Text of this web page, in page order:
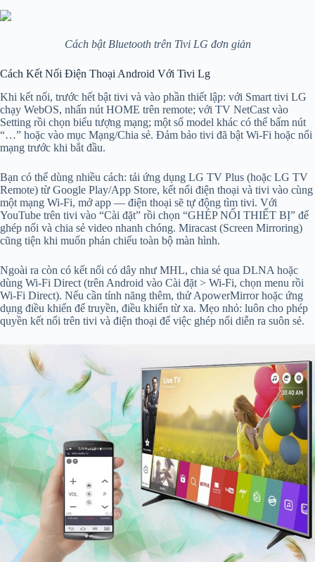
Cách bật Bluetooth trên Tivi LG đơn giản
Cách Kết Nối Điện Thoại Android Với Tivi Lg
Khi kết nối, trước hết bật tivi và vào phần thiết lập: với Smart tivi LG
chạy WebOS, nhấn nút HOME trên remote; với TV NetCast vào
Setting rồi chọn biểu tượng mạng; một số model khác có thể bấm nút
“…” hoặc vào mục Mạng/Chia sẻ. Đảm bảo tivi đã bật Wi‑Fi hoặc nối
mạng trước khi bắt đầu.
Bạn có thể dùng nhiều cách: tải ứng dụng LG TV Plus (hoặc LG TV
Remote) từ Google Play/App Store, kết nối điện thoại và tivi vào cùng
một mạng Wi‑Fi, mở app — điện thoại sẽ tự động tìm tivi. Với
YouTube trên tivi vào “Cài đặt” rồi chọn “GHÉP NỐI THIẾT BỊ” để
ghép nối và chia sẻ video nhanh chóng. Miracast (Screen Mirroring)
cũng tiện khi muốn phản chiếu toàn bộ màn hình.
Ngoài ra còn có kết nối có dây như MHL, chia sẻ qua DLNA hoặc
dùng Wi‑Fi Direct (trên Android vào Cài đặt > Wi‑Fi, chọn menu rồi
Wi‑Fi Direct). Nếu cần tính năng thêm, thử ApowerMirror hoặc ứng
dụng điều khiển để truyền, điều khiển từ xa. Mẹo nhỏ: luôn cho phép
quyền kết nối trên tivi và điện thoại để việc ghép nối diễn ra suôn sẻ.